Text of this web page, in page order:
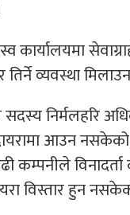
कार्यालयमा
व्यवस्था मिलाउन
निर्मलहरि
आउन
कम्पनीले विनादर्ता
विस्तार हुन